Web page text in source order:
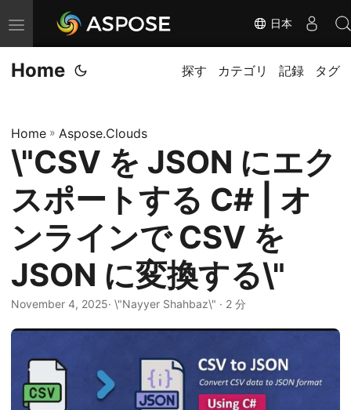
ナ
ビ
ゲ
ョ
ン
の
切
り
替
え
日本
Home 探す カテゴリ 記録 タグ
Home » Aspose.Clouds
\"CSV を JSON にエク
スポートする C# | オ
ンラインで CSV を
JSON に変換する\"
November 4, 2025· \"Nayyer Shahbaz\" · 2 分